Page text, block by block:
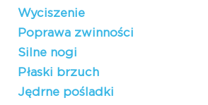
Wyciszenie
Poprawa zwinności
Silne nogi
Płaski brzuch
Jędrne pośladki